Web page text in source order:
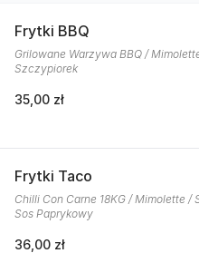
Frytki BBQ
Grilowane Warzywa BBQ /
Szczypiorek
35,00 zł
Frytki Taco
Chilli Con Carne 18KG / Mimolette /
Sos Paprykowy
36,00 zł